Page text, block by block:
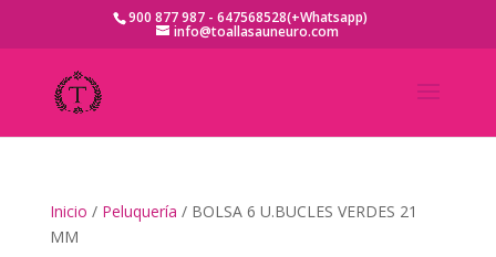
900 877 987 - 647568528(+Whatsapp)
info@toallasauneuro.com
Inicio / Peluquería / BOLSA 6 U.BUCLES VERDES 21
MM